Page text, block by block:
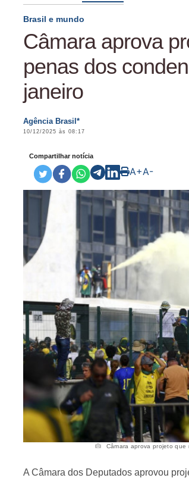
Brasil e mundo
Câmara aprova
penas dos
janeiro
Agência Brasil*
10/12/2025 às 08:17
Compartilhar notícia
A+A-
Câmara aprova projeto
A Câmara dos Deputados aprovou